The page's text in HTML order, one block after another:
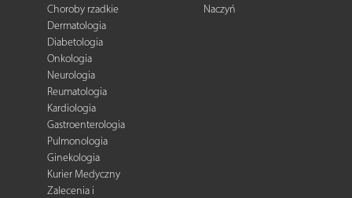
Choroby rzadkie
Dermatologia
Diabetologia
Onkologia
Neurologia
Reumatologia
Kardiologia
Gastroenterologia
Pulmonologia
Ginekologia
Kurier Medyczny
Zalecenia i
Naczyń